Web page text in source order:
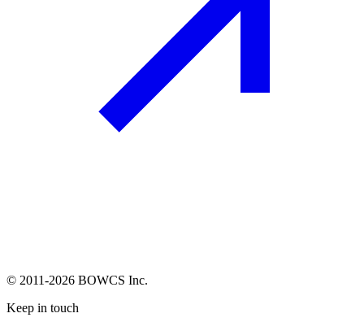
© 2011-2026 BOWCS Inc.
Keep in touch